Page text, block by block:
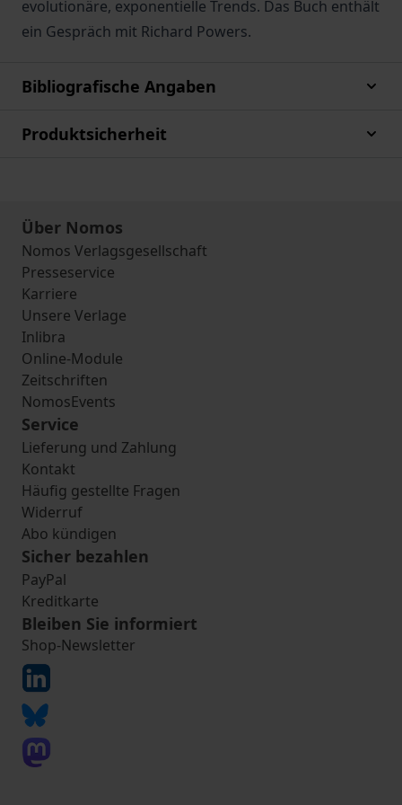
evolutionäre, exponentielle Trends. Das Buch enthält
ein Gespräch mit Richard Powers.
Bibliografische Angaben
Produktsicherheit
Über Nomos
Nomos Verlagsgesellschaft
Presseservice
Karriere
Unsere Verlage
Inlibra
Online-Module
Zeitschriften
NomosEvents
Service
Lieferung und Zahlung
Kontakt
Häufig gestellte Fragen
Widerruf
Abo kündigen
Sicher bezahlen
PayPal
Kreditkarte
Bleiben Sie informiert
Shop-Newsletter